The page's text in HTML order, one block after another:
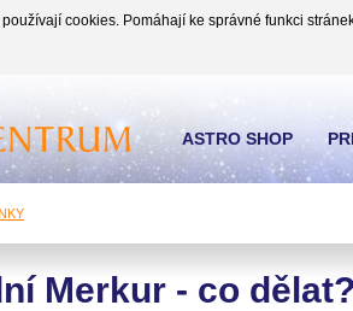
cookies. Pomáhají ke správné funkci
Merkur - co
ASTRO SHOP